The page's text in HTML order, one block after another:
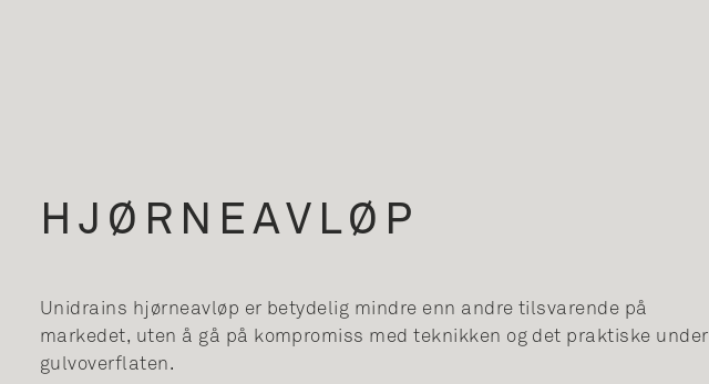
HJØRNEAVLØP
Unidrains hjørneavløp er betydelig mindre enn andre tilsvarende på
markedet, uten å gå på kompromiss med teknikken og det praktiske under
gulvoverflaten.